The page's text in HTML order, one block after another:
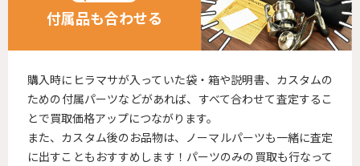
付属品も合わせる
購入時にヒラマサが入っていた袋・箱や説明書、カスタムの
ための付属パーツなどがあれば、すべて合わせて査定するこ
とで買取価格アップにつながります。
また、カスタム後のお品物は、ノーマルパーツも一緒に査定
に出すこともおすすめします！パーツのみの買取も行なって